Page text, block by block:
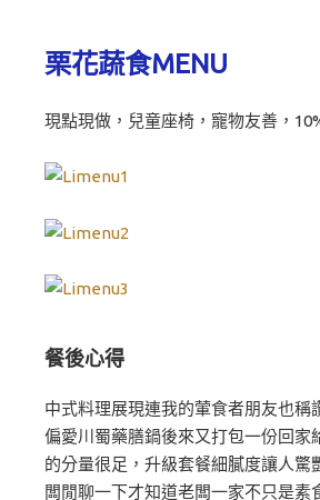
栗花蔬食MENU
現點現做，兒童座椅，寵物友善，
餐後心得
中式料理展現連我的葷食者朋友也稱
偏愛川蜀藥膳鍋後來又打包一份回家
的分量很足，升級套餐細膩度讓人驚
闆閒聊一下才知道老闆一家不只是素